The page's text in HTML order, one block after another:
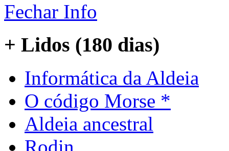
Fechar Info
+ Lidos (180 dias)
Informática da Aldeia
O código Morse *
Aldeia ancestral
Rodin